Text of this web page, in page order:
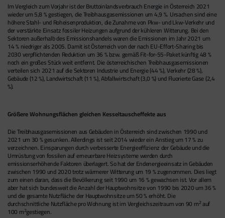
Im Vergleich zum Vorjahr ist der Bruttoinlandsverbrauch Energie in Österreich 2021
wieder um 5,8 % gestiegen, die Treibhausgasemissionen um 4,9 %. Ursachen sind eine
höhere Stahl- und Roheisenproduktion, die Zunahme von Pkw- und Lkw-Verkehr und
der verstärkte Einsatz fossiler Heizungen aufgrund der kühleren Witterung. Bei den
Sektoren außerhalb des Emissionshandels waren die Emissionen im Jahr 2021 um
14 % niedriger als 2005. Damit ist Österreich von der nach EU-Effort-Sharing bis
2030 verpflichtenden Reduktion um 36 % bzw. gemäß Fit-for-55-Paket künftig 48 %
noch ein großes Stück weit entfernt. Die österreichischen Treibhausgasemissionen
verteilen sich 2021 auf die Sektoren Industrie und Energie (44 %), Verkehr (28 %),
Gebäude (12 %), Landwirtschaft (11 %), Abfallwirtschaft (3,0 %) und Fluorierte Gase (2,4
%).
Größere Wohnungsflächen gleichen Kesseltauscheffekte aus
Die Treibhausgasemissionen aus Gebäuden in Österreich sind zwischen 1990 und
2021 um 30 % gesunken. Allerdings ist seit 2014 wieder ein Anstieg um 17 % zu
verzeichnen. Einsparungen durch verbesserte Energieeffizienz der Gebäude und die
Umrüstung von fossilen auf erneuerbare Heizsysteme werden durch
emissionserhöhende Faktoren überlagert. So hat der Endenergieeinsatz in Gebäuden
zwischen 1990 und 2020 trotz wärmerer Witterung um 19 % zugenommen. Dies liegt
zum einen daran, dass die Bevölkerung seit 1990 um 16 % gewachsen ist. Vor allem
aber hat sich bundesweit die Anzahl der Hauptwohnsitze von 1990 bis 2020 um 36 %
und die gesamte Nutzfläche der Hauptwohnsitze um 50 % erhöht. Die
durchschnittliche Nutzfläche pro Wohnung ist im Vergleichszeitraum von 90 m2auf
100 m2gestiegen.